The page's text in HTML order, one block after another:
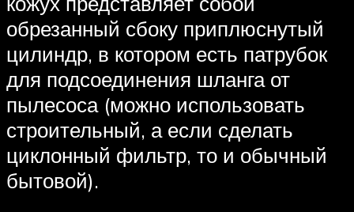
обрезанный сбоку приплюснутый
цилиндр, в котором есть патрубок
для подсоединения шланга от
пылесоса (можно использовать
строительный, а если сделать
циклонный фильтр, то и обычный
бытовой).